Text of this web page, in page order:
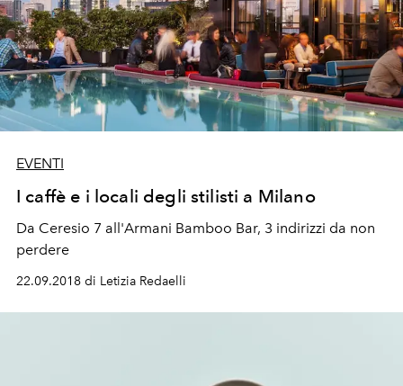
EVENTI
I caffè e i locali degli stilisti a Milano
Da Ceresio 7 all'Armani Bamboo Bar, 3 indirizzi da non
perdere
22.09.2018 di Letizia Redaelli